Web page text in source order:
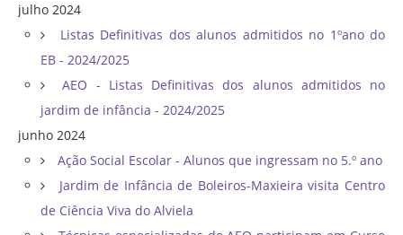
julho 2024
Listas Definitivas dos alunos admitidos no 1ºano do
EB - 2024/2025
AEO - Listas Definitivas dos alunos admitidos no
jardim de infância - 2024/2025
junho 2024
Ação Social Escolar - Alunos que ingressam no 5.º ano
Jardim de Infância de Boleiros-Maxieira visita Centro
de Ciência Viva do Alviela